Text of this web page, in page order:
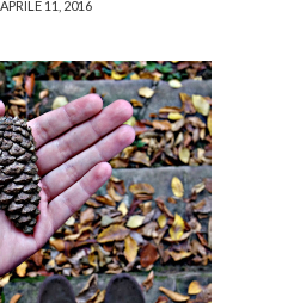
11, 2016